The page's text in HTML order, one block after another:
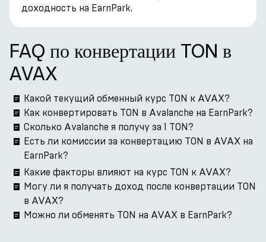
доходность на EarnPark.
FAQ по конвертации TON в
AVAX
Какой текущий обменный курс TON к AVAX?
Как конвертировать TON в Avalanche на EarnPark?
Сколько Avalanche я получу за 1 TON?
Есть ли комиссии за конвертацию TON в AVAX на
EarnPark?
Какие факторы влияют на курс TON к AVAX?
Могу ли я получать доход после конвертации TON
в AVAX?
Можно ли обменять TON на AVAX в EarnPark?